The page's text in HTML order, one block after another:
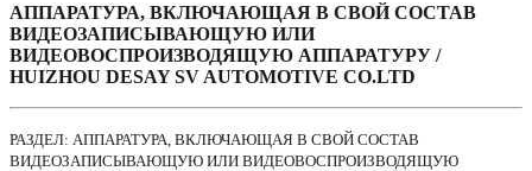
АППАРАТУРА, ВКЛЮЧАЮЩАЯ В СВОЙ СОСТАВ
ВИДЕОЗАПИСЫВАЮЩУЮ ИЛИ
ВИДЕОВОСПРОИЗВОДЯЩУЮ АППАРАТУРУ /
HUIZHOU DESAY SV AUTOMOTIVE CO.LTD
РАЗДЕЛ: АППАРАТУРА, ВКЛЮЧАЮЩАЯ В СВОЙ СОСТАВ
ВИДЕОЗАПИСЫВАЮЩУЮ ИЛИ ВИДЕОВОСПРОИЗВОДЯЩУЮ